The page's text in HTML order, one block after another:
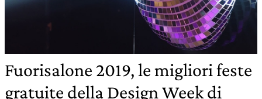
Fuorisalone 2019, le migliori feste
gratuite della Design Week di